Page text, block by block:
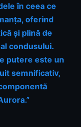
în ceea ce
oferind
și plină de
condusului.
putere este un
semnificativ,